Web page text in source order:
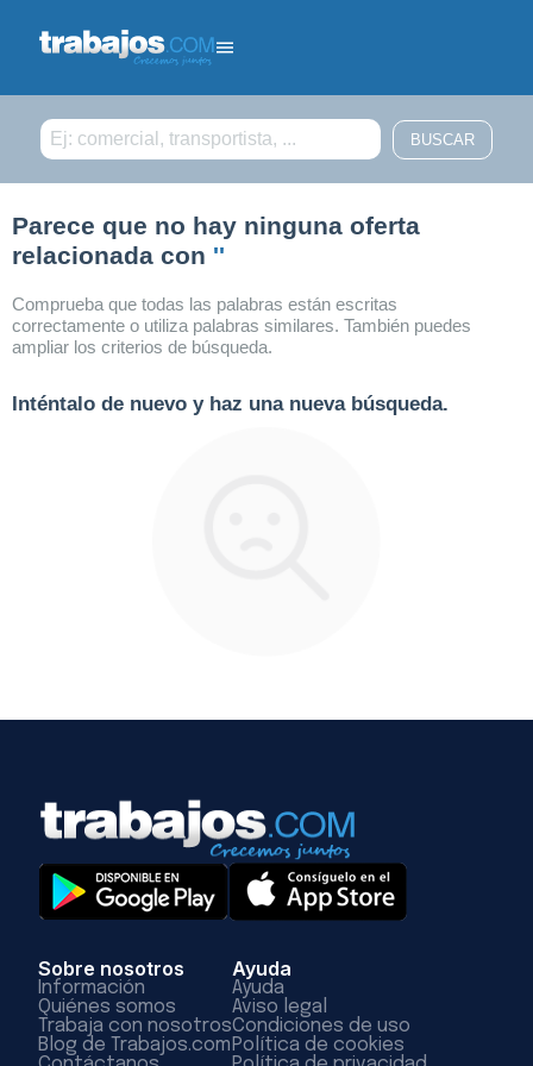
Parece que no hay ninguna oferta
relacionada con ''
Comprueba que todas las palabras están escritas
correctamente o utiliza palabras similares. También puedes
ampliar los criterios de búsqueda.
Inténtalo de nuevo y haz una nueva búsqueda.
Sobre nosotros
Información
Quiénes somos
Trabaja con nosotros
Blog de Trabajos.com
Ayuda
Ayuda
Aviso legal
Condiciones de uso
Política de cookies